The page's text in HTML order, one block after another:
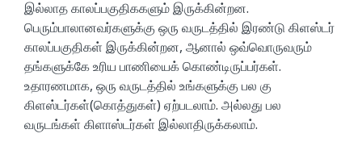
இல்லாத காலப்பகுதிககளும் இருக்கின்றன.
பெரும்பாலானவர்களுக்கு ஒரு வருடத்தில் இரண்டு கிளஸ்டர்
காலப்பகுதிகள் இருக்கின்றன, ஆனால் ஒவ்வொருவரும்
தங்களுக்கே உரிய பாணியைக் கொண்டிருப்பர்கள்.
உதாரணமாக, ஒரு வருடத்தில் உங்களுக்கு பல கு
கிளஸ்டர்கள்(கொத்துகள்) ஏற்படலாம். அல்லது பல
வருடங்கள் கிளாஸ்டர்கள் இல்லாதிருக்கலாம்.